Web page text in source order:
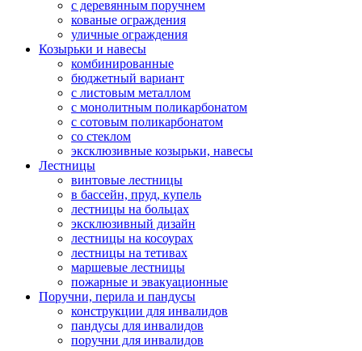
с деревянным поручнем
кованые ограждения
уличные ограждения
Козырьки и навесы
комбинированные
бюджетный вариант
с листовым металлом
с монолитным поликарбонатом
с сотовым поликарбонатом
со стеклом
эксклюзивные козырьки, навесы
Лестницы
винтовые лестницы
в бассейн, пруд, купель
лестницы на больцах
эксклюзивный дизайн
лестницы на косоурах
лестницы на тетивах
маршевые лестницы
пожарные и эвакуационные
Поручни, перила и пандусы
конструкции для инвалидов
пандусы для инвалидов
поручни для инвалидов